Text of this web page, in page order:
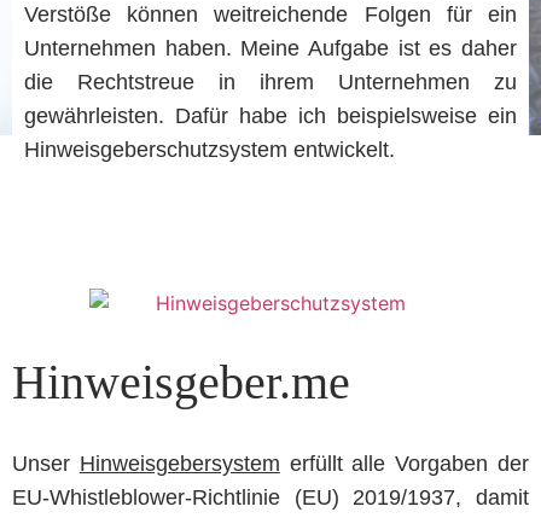
Verstöße können weitreichende Folgen für ein
Unternehmen haben. Meine Aufgabe ist es daher
die Rechtstreue in ihrem Unternehmen zu
gewährleisten. Dafür habe ich beispielsweise ein
Hinweisgeberschutzsystem entwickelt.
Hinweisgeber.me
Unser Hinweisgebersystem erfüllt alle Vorgaben der
EU-Whistleblower-Richtlinie (EU) 2019/1937, damit